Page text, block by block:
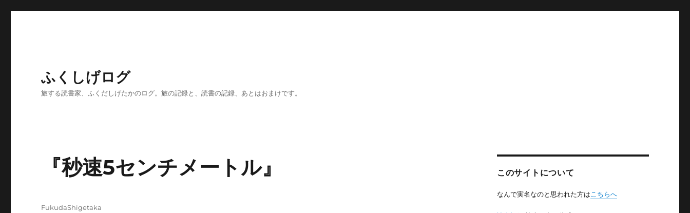
ふくしげログ
旅する読書家、ふくだしげたかのログ。旅の記録と、読書の記録、あとはおまけです。
『秒速5センチメートル』
投
FukudaShigetaka
このサイトについて
なんで実名なのと思われた方はこちらへ